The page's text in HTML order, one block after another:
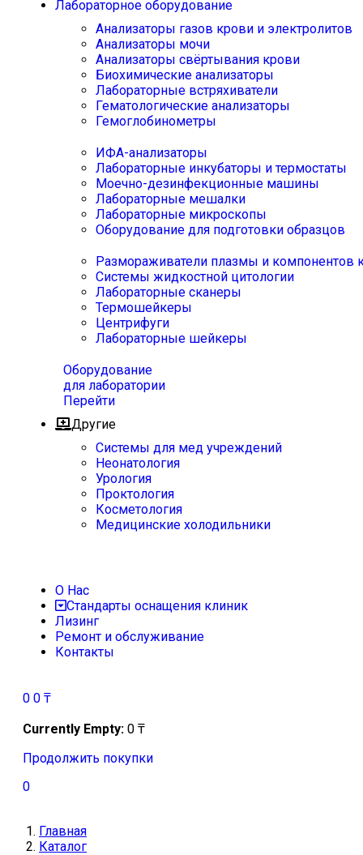
Лабораторное оборудование
Анализаторы газов крови и электролитов
Анализаторы мочи
Анализаторы свёртывания крови
Биохимические анализаторы
Лабораторные встряхиватели
Гематологические анализаторы
Гемоглобинометры
ИФА-анализаторы
Лабораторные инкубаторы и термостаты
Моечно-дезинфекционные машины
Лабораторные мешалки
Лабораторные микроскопы
Оборудование для подготовки образцов
Размораживатели плазмы и компонентов
Системы жидкостной цитологии
Лабораторные сканеры
Термошейкеры
Центрифуги
Лабораторные шейкеры
Оборудование
для лаборатории
Перейти
Другие
Системы для мед учреждений
Неонатология
Урология
Проктология
Косметология
Медицинские холодильники
О Нас
Стандарты оснащения клиник
Лизинг
Ремонт и обслуживание
Контакты
0 0 ₸
Currently Empty: 0 ₸
Продолжить покупки
0
Главная
Каталог